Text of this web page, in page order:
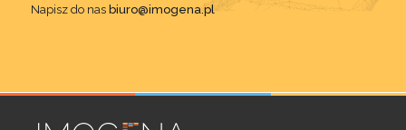
Napisz do nas biuro@imogena.pl